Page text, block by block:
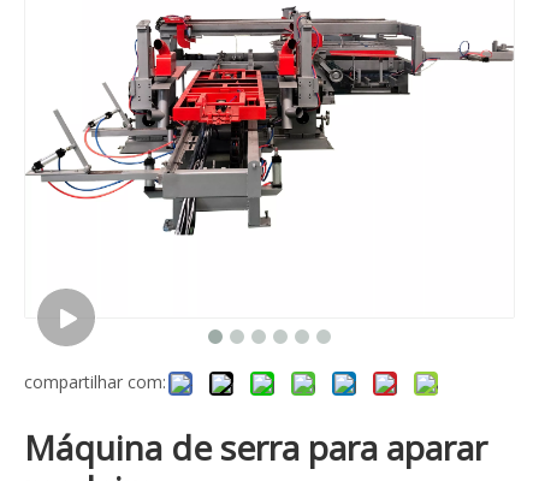
compartilhar com:
Máquina de serra para aparar